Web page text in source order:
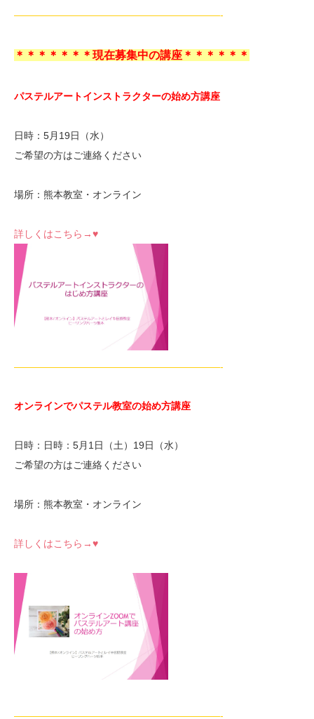
—————————————————————-
＊＊＊＊＊＊＊現在募集中の講座＊＊＊＊＊＊
パステルアートインストラクターの始め方講座
日時：5月19日（水）
ご希望の方はご連絡ください
場所：熊本教室・オンライン
詳しくはこちら→♥
—————————————————————-
オンラインでパステル教室の始め方講座
日時：日時：5月1日（土）19日（水）
ご希望の方はご連絡ください
場所：熊本教室・オンライン
詳しくはこちら→♥
—————————————————————-